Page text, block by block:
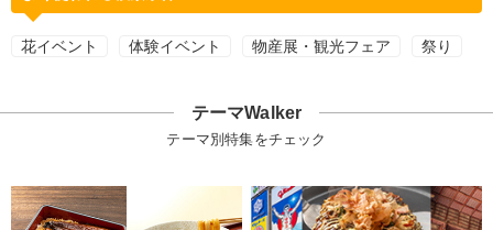
花イベント 体験イベント 物産展・観光フェア 祭り
テーマWalker
テーマ別特集をチェック